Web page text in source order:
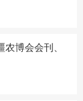
博会会刊、